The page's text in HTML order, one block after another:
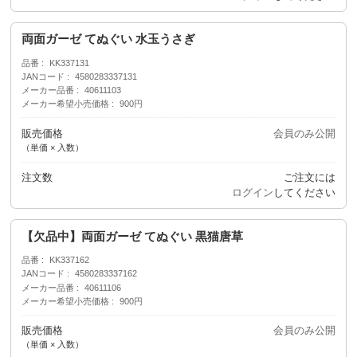
両面ガーゼ てぬぐい 水玉うさぎ
品番
KK337131
JANコード
4580283337131
メーカー品番
40611103
メーカー希望小売価格
900円
販売価格
（単価 × 入数）
会員のみ公開
注文数
ご注文には
ログイン してください
【欠品中】両面ガーゼ てぬぐい 黒猫唐草
品番
KK337162
JANコード
4580283337162
メーカー品番
40611106
メーカー希望小売価格
900円
販売価格
（単価 × 入数）
会員のみ公開